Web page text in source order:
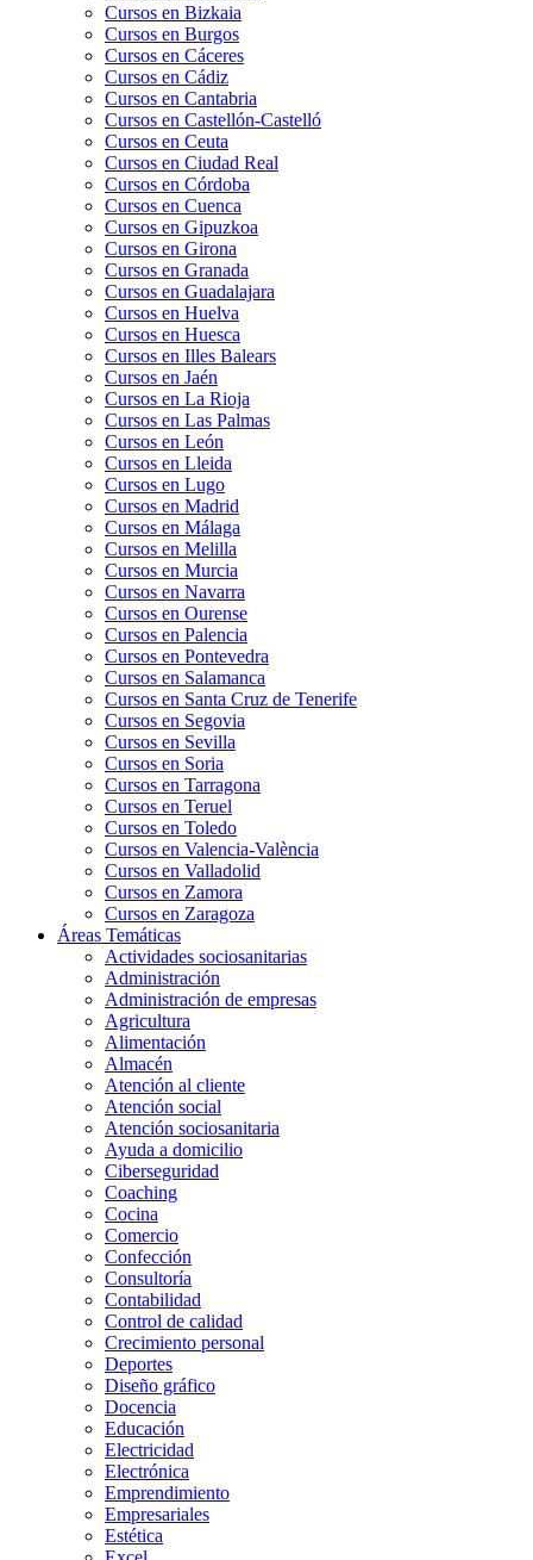
Cursos en Bizkaia
Cursos en Burgos
Cursos en Cáceres
Cursos en Cádiz
Cursos en Cantabria
Cursos en Castellón-Castelló
Cursos en Ceuta
Cursos en Ciudad Real
Cursos en Córdoba
Cursos en Cuenca
Cursos en Gipuzkoa
Cursos en Girona
Cursos en Granada
Cursos en Guadalajara
Cursos en Huelva
Cursos en Huesca
Cursos en Illes Balears
Cursos en Jaén
Cursos en La Rioja
Cursos en Las Palmas
Cursos en León
Cursos en Lleida
Cursos en Lugo
Cursos en Madrid
Cursos en Málaga
Cursos en Melilla
Cursos en Murcia
Cursos en Navarra
Cursos en Ourense
Cursos en Palencia
Cursos en Pontevedra
Cursos en Salamanca
Cursos en Santa Cruz de Tenerife
Cursos en Segovia
Cursos en Sevilla
Cursos en Soria
Cursos en Tarragona
Cursos en Teruel
Cursos en Toledo
Cursos en Valencia-València
Cursos en Valladolid
Cursos en Zamora
Cursos en Zaragoza
Áreas Temáticas
Actividades sociosanitarias
Administración
Administración de empresas
Agricultura
Alimentación
Almacén
Atención al cliente
Atención social
Atención sociosanitaria
Ayuda a domicilio
Ciberseguridad
Coaching
Cocina
Comercio
Confección
Consultoría
Contabilidad
Control de calidad
Crecimiento personal
Deportes
Diseño gráfico
Docencia
Educación
Electricidad
Electrónica
Emprendimiento
Empresariales
Estética